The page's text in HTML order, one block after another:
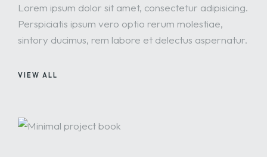
Lorem ipsum dolor sit amet, consectetur adipisicing.
Perspiciatis ipsum vero optio rerum molestiae,
sintory ducimus, rem labore et delectus aspernatur.
VIEW ALL